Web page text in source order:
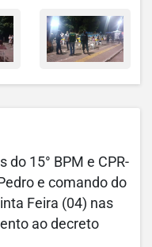
15° BPM e CPR-
e comando do
Feira (04) nas
ao decreto